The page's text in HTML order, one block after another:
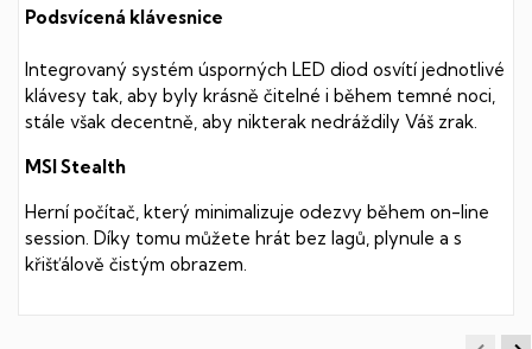
Podsvícená klávesnice
Integrovaný systém úsporných LED diod osvítí jednotlivé
klávesy tak, aby byly krásně čitelné i během temné noci,
stále však decentně, aby nikterak nedráždily Váš zrak.
MSI Stealth
Herní počítač, který minimalizuje odezvy během on-line
session. Díky tomu můžete hrát bez lagů, plynule a s
křišťálově čistým obrazem.